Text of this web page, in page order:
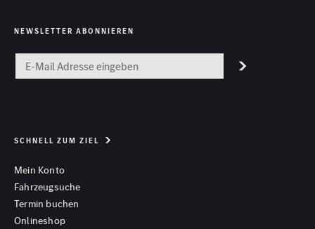
NEWSLETTER ABONNIEREN
SCHNELL ZUM ZIEL
Mein Konto
Fahrzeugsuche
Termin buchen
Onlineshop